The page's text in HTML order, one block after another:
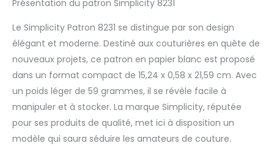
Présentation du patron Simplicity 8231
Le Simplicity Patron 8231 se distingue par son design
élégant et moderne. Destiné aux couturières en quête de
nouveaux projets, ce patron en papier blanc est proposé
dans un format compact de 15,24 x 0,58 x 21,59 cm. Avec
un poids léger de 59 grammes, il se révèle facile à
manipuler et à stocker. La marque Simplicity, réputée
pour ses produits de qualité, met ici à disposition un
modèle qui saura séduire les amateurs de couture.